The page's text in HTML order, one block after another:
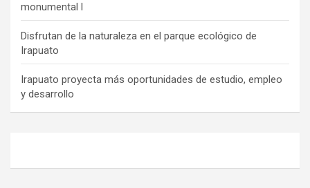
monumental l
Disfrutan de la naturaleza en el parque ecológico de
Irapuato
Irapuato proyecta más oportunidades de estudio, empleo
y desarrollo